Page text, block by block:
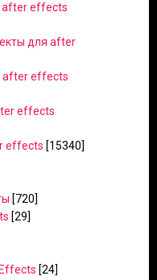
after effects
для after
after effects
effects
effects [15340]
[720]
[29]
[24]